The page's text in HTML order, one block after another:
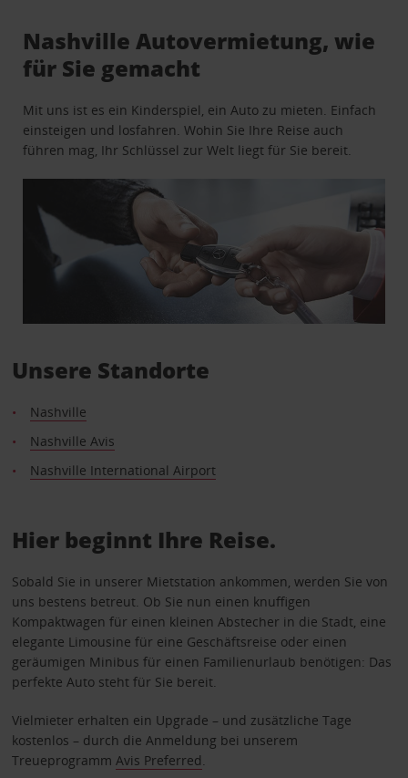
Nashville Autovermietung, wie
für Sie gemacht
Mit uns ist es ein Kinderspiel, ein Auto zu mieten. Einfach
einsteigen und losfahren. Wohin Sie Ihre Reise auch
führen mag, Ihr Schlüssel zur Welt liegt für Sie bereit.
Unsere Standorte
Nashville
Nashville Avis
Nashville International Airport
Hier beginnt Ihre Reise.
Sobald Sie in unserer Mietstation ankommen, werden Sie von
uns bestens betreut. Ob Sie nun einen knuffigen
Kompaktwagen für einen kleinen Abstecher in die Stadt, eine
elegante Limousine für eine Geschäftsreise oder einen
geräumigen Minibus für einen Familienurlaub benötigen: Das
perfekte Auto steht für Sie bereit.
Vielmieter erhalten ein Upgrade – und zusätzliche Tage
kostenlos – durch die Anmeldung bei unserem
Treueprogramm Avis Preferred